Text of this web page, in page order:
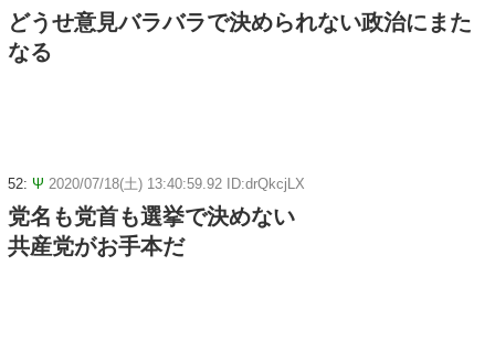
どうせ意見バラバラで決められない政治にまた
なる
52: Ψ 2020/07/18(土) 13:40:59.92 ID:drQkcjLX
党名も党首も選挙で決めない
共産党がお手本だ